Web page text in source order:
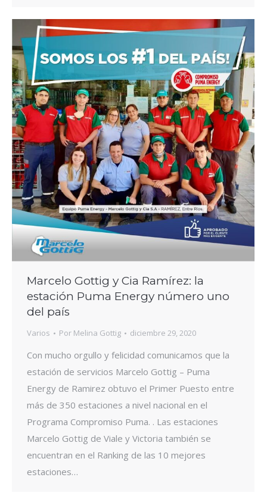
Marcelo Gottig y Cia Ramírez: la
estación Puma Energy número uno
del país
Varios Por Melina Gottig diciembre 29, 2020
Con mucho orgullo y felicidad comunicamos que la
estación de servicios Marcelo Gottig – Puma
Energy de Ramirez obtuvo el Primer Puesto entre
más de 350 estaciones a nivel nacional en el
Programa Compromiso Puma. . Las estaciones
Marcelo Gottig de Viale y Victoria también se
encuentran en el Ranking de las 10 mejores
estaciones…